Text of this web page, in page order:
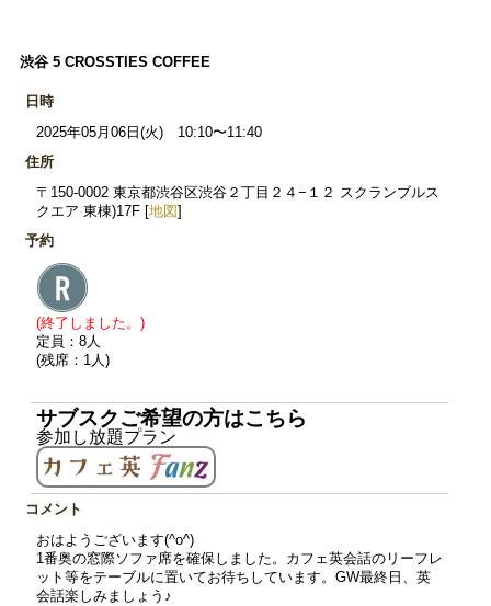
渋谷 5 CROSSTIES COFFEE
日時
2025年05月06日(火) 10:10〜11:40
住所
〒150-0002 東京都渋谷区渋谷２丁目２４−１２ スクランブルス
クエア 東棟)17F [地図]
予約
(終了しました。)
定員：8人
(残席：1人)
サブスクご希望の方はこちら
参加し放題プラン
コメント
おはようございます(^o^)
1番奥の窓際ソファ席を確保しました。カフェ英会話のリーフレ
ット等をテーブルに置いてお待ちしています。GW最終日、英
会話楽しみましょう♪